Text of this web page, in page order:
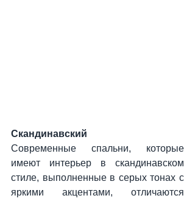
Скандинавский
Современные спальни, которые
имеют интерьер в скандинавском
стиле, выполненные в серых тонах с
яркими акцентами, отличаются